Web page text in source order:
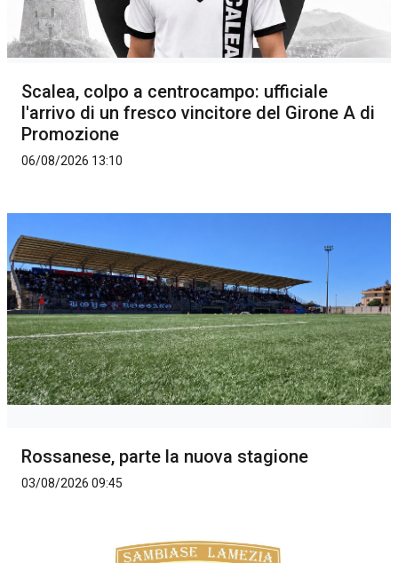
Scalea, colpo a centrocampo: ufficiale
l'arrivo di un fresco vincitore del Girone A di
Promozione
06/08/2026 13:10
Rossanese, parte la nuova stagione
03/08/2026 09:45